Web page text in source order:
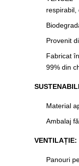
respirabil,
Provenit
Fabricat
99% din
Material
Ambalaj
VENTILAȚIE:
Panouri